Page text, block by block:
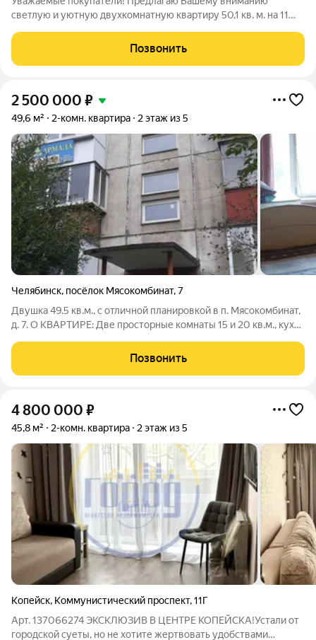
светлую и уютную двухкомнатную квартиру 50,1 кв. м. на 11
видом на озеро. Комнаты просторные 18 и 11 кв. м, кухня 9 кв.
м. В подарок новым
Позвонить
2 500 000 ₽
49,6 м² 2-комн. квартира 2 этаж из 5
Челябинск, посёлок Мясокомбинат,7
Двушка 49.5 кв.м., с отличной планировкой в п. Мясокомбинат,
д. 7. О КВАРТИРЕ: Две просторные комнаты 15 и 20 кв.м., кухня
подарок! О МЕСТОПОЛОЖЕНИИ: Дом находится далеко от
дороги, тихий
Позвонить
4 800 000 ₽
45,8 м² 2-комн. квартира 2 этаж из 5
Копейск, Коммунистический проспект,11Г
Арт. 137066274 ЭКСКЛЮЗИВ В ЦЕНТРЕ КОПЕЙСКА!Устали от
городской суеты, но не хотите жертвовать удобствами